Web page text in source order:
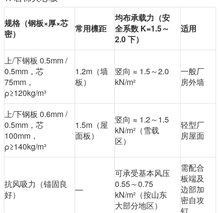
规格（钢板×厚×芯
密）
常用檩距
均布承载力（安
全系数 K=1.5～
2.0 下）
适用
上/下钢板 0.5mm /
0.5mm，芯
75mm，
ρ≥120kg/m³
1.2m（墙
板）
竖向 ≈ 1.5～2.0
kN/m²
一般厂
房外墙
上/下钢板 0.6mm /
0.5mm，芯
100mm，
ρ≥140kg/m³
1.5m（屋
面板）
竖向 ≈ 1.2～1.5
kN/m²（雪载
区）
轻型厂
房屋面
抗风吸力（锚固良
好）
—
可承受基本风压
0.55～0.75
kN/m²（按山东
大部分地区）
需配合
板端及
边部加
密自攻
钉